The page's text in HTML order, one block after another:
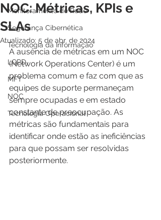
Monitoramento de Rede
Segurança Cibernética
Tecnologia da Informação
LGPD
MFT
NOC
Tecnologia Operacional
NOC: Métricas, KPIs e
SLAs
Atualizado: 5 de abr. de 2024
A ausência de métricas em um NOC
(Network Operations Center) é um
problema comum e faz com que as
equipes de suporte permaneçam
sempre ocupadas e em estado
constante de preocupação. As
métricas são fundamentais para
identificar onde estão as ineficiências
para que possam ser resolvidas
posteriormente.